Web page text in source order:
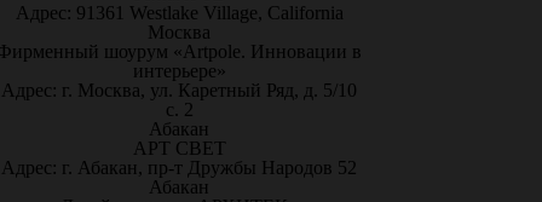
Адрес: 91361 Westlake Village, California
Москва
шоурум «Artpole. Инновации в
интерьере»
Адрес: г. Москва, ул. Каретный Ряд, д. 5/10
с. 2
Абакан
АРТ СВЕТ
Адрес: г. Абакан, пр-т Дружбы Народов 52
Абакан